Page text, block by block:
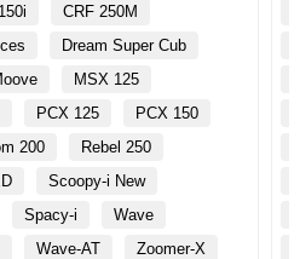
CRF 250M
Dream Super Cub
MSX 125
PCX 125
PCX 150
200
Rebel 250
Scoopy-i New
Spacy-i
Wave
Wave-AT Zoomer-X